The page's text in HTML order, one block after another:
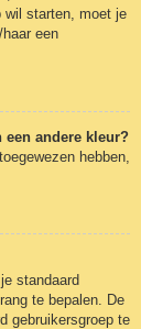
wil starten, moet je
een
andere kleur?
hebben,
standaard
te bepalen. De
gebruikersgroep te